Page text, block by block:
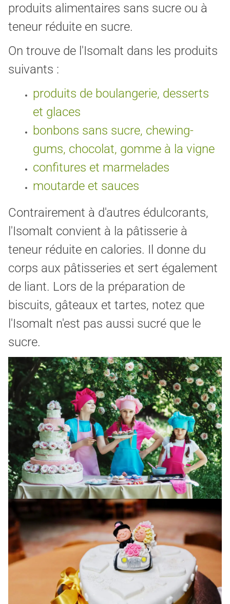
produits alimentaires sans sucre ou à
teneur réduite en sucre.
On trouve de l'Isomalt dans les produits
suivants :
produits de boulangerie, desserts
et glaces
bonbons sans sucre, chewing-
gums, chocolat, gomme à la vigne
confitures et marmelades
moutarde et sauces
Contrairement à d'autres édulcorants,
l'Isomalt convient à la pâtisserie à
teneur réduite en calories. Il donne du
corps aux pâtisseries et sert également
de liant. Lors de la préparation de
biscuits, gâteaux et tartes, notez que
l'Isomalt n'est pas aussi sucré que le
sucre.